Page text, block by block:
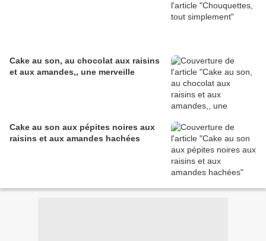
Cake au son, au chocolat aux raisins
et aux amandes,, une merveille
Cake au son aux pépites noires aux
raisins et aux amandes hachées